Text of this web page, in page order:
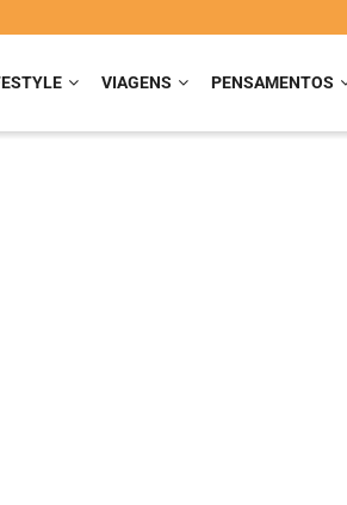
VIAGENS PENSAMENTOS